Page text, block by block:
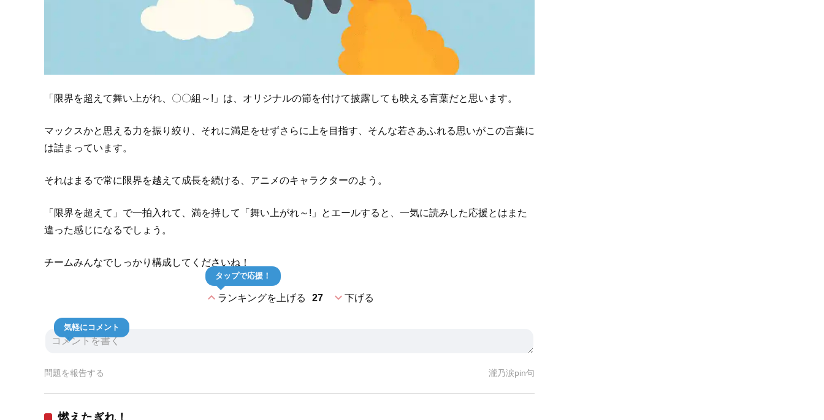
「限界を超えて舞い上がれ、〇〇組～!」は、オリジナルの節を付けて披露しても映える言葉だと思います。
マックスかと思える力を振り絞り、それに満足をせずさらに上を目指す、そんな若さあふれる思いがこの言葉に
は詰まっています。
それはまるで常に限界を越えて成長を続ける、アニメのキャラクターのよう。
「限界を超えて」で一拍入れて、満を持して「舞い上がれ～!」とエールすると、一気に読みした応援とはまた
違った感じになるでしょう。
チームみんなでしっかり構成してくださいね！
expand_lessランキングを上げる 27
タップで応援！
expand_more下げる
気軽にコメント
瀧乃涙pin句
問題を報告する
燃えたぎれ！